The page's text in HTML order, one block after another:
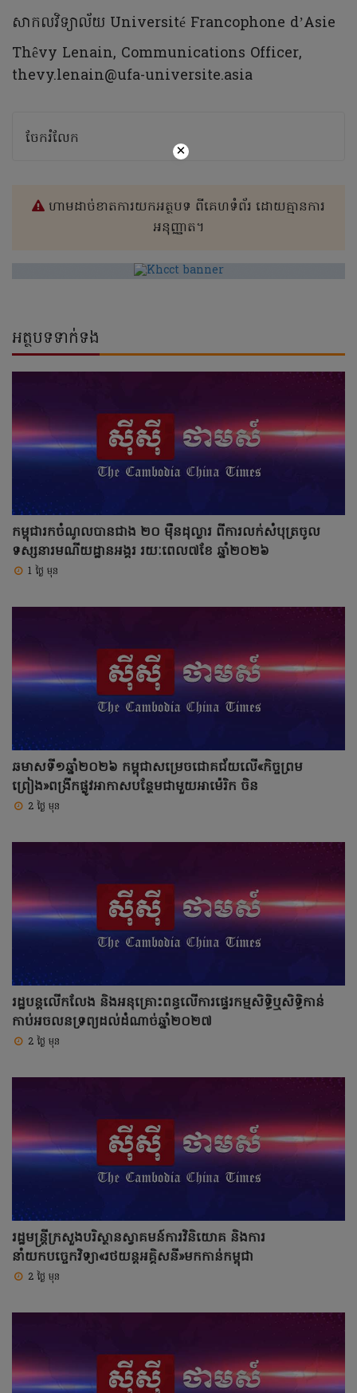
សាកលវិទ្យាល័យ Université Francophone d’Asie
Thêvy Lenain, Communications Officer,
thevy.lenain@ufa-universite.asia
ចែករំលែក
ហាមដាច់ខាតការយកអត្ថបទ ពីគេហទំព័រ ដោយគ្មានការ
អនុញ្ញាត។
អត្ថបទទាក់ទង
កម្ពុជារកចំណូលបានជាង ២០ ម៉ឺនដុល្លារ ពីការលក់សំបុត្រចូល
ទស្សនារមណីយដ្ឋានអង្គរ រយៈពេល៧ខែ ឆ្នាំ២០២៦
1 ថ្ងៃ មុន
ឆមាសទី១ឆ្នាំ២០២៦ កម្ពុជាសម្រេចជោគជ័យលើ«កិច្ចព្រម
ព្រៀង»ពង្រីកផ្លូវអាកាសបន្ថែមជាមួយអាម៉េរិក ចិន
2 ថ្ងៃ មុន
រដ្ឋបន្តលើកលែង និងអនុគ្រោះពន្ធលើការផ្ទេរកម្មសិទ្ធិឬសិទ្ធិកាន់
កាប់អចលនទ្រព្យដល់ដំណាច់ឆ្នាំ២០២៧
2 ថ្ងៃ មុន
រដ្ឋមន្ត្រីក្រសួងបរិស្ថានស្វាគមន៍ការវិនិយោគ និងការ
នាំយកបច្ចេកវិទ្យា«រថយន្តអគ្គិសនី»មកកាន់កម្ពុជា
2 ថ្ងៃ មុន
×